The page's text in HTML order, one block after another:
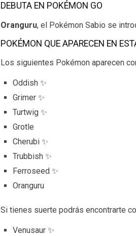
DEBUTA EN POKÉMON GO
Oranguru, el Pokémon Sabio se
POKÉMON QUE APARECEN EN
Los siguientes Pokémon aparecen
Oddish ✨
Grimer ✨
Turtwig ✨
Grotle
Cherubi ✨
Trubbish ✨
Ferroseed ✨
Oranguru
Si tienes suerte podrás encontrarte
Venusaur ✨